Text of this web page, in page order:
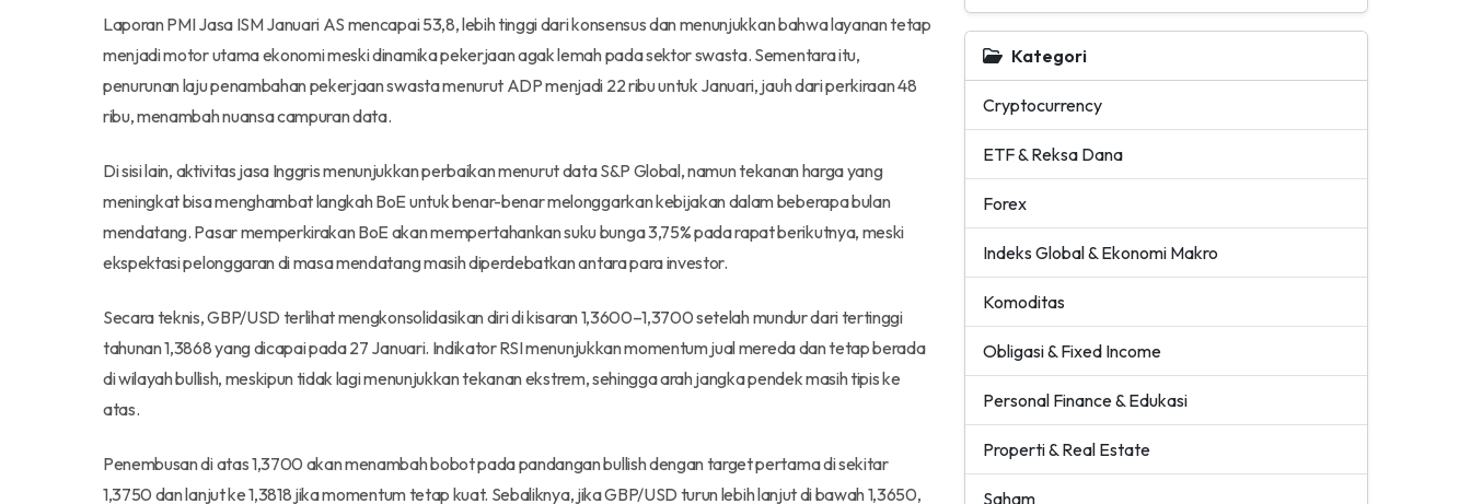
Laporan PMI Jasa ISM Januari AS mencapai 53,8, lebih tinggi dari konsensus dan menunjukkan bahwa layanan tetap
menjadi motor utama ekonomi meski dinamika pekerjaan agak lemah pada sektor swasta. Sementara itu,
penurunan laju penambahan pekerjaan swasta menurut ADP menjadi 22 ribu untuk Januari, jauh dari perkiraan 48
ribu, menambah nuansa campuran data.
Di sisi lain, aktivitas jasa Inggris menunjukkan perbaikan menurut data S&P Global, namun tekanan harga yang
meningkat bisa menghambat langkah BoE untuk benar-benar melonggarkan kebijakan dalam beberapa bulan
mendatang. Pasar memperkirakan BoE akan mempertahankan suku bunga 3,75% pada rapat berikutnya, meski
ekspektasi pelonggaran di masa mendatang masih diperdebatkan antara para investor.
Secara teknis, GBP/USD terlihat mengkonsolidasikan diri di kisaran 1,3600–1,3700 setelah mundur dari tertinggi
tahunan 1,3868 yang dicapai pada 27 Januari. Indikator RSI menunjukkan momentum jual mereda dan tetap berada
di wilayah bullish, meskipun tidak lagi menunjukkan tekanan ekstrem, sehingga arah jangka pendek masih tipis ke
atas.
Penembusan di atas 1,3700 akan menambah bobot pada pandangan bullish dengan target pertama di sekitar
1,3750 dan lanjut ke 1,3818 jika momentum tetap kuat. Sebaliknya, jika GBP/USD turun lebih lanjut di bawah 1,3650,
Kategori
Cryptocurrency
ETF & Reksa Dana
Forex
Indeks Global & Ekonomi Makro
Komoditas
Obligasi & Fixed Income
Personal Finance & Edukasi
Properti & Real Estate
Saham